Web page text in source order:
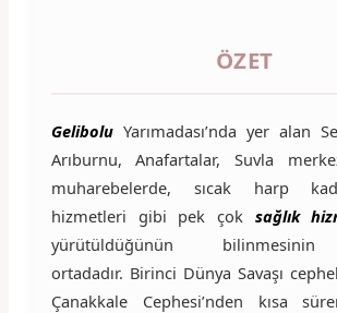
ÖZET
Gelibolu Yarımadası’nda yer alan
Arıburnu, Anafartalar, Suvla
muharebelerde, sıcak harp
hizmetleri gibi pek çok sağlık
yürütüldüğünün
ortadadır. Birinci Dünya Savaşı
Çanakkale Cephesi’nden kısa